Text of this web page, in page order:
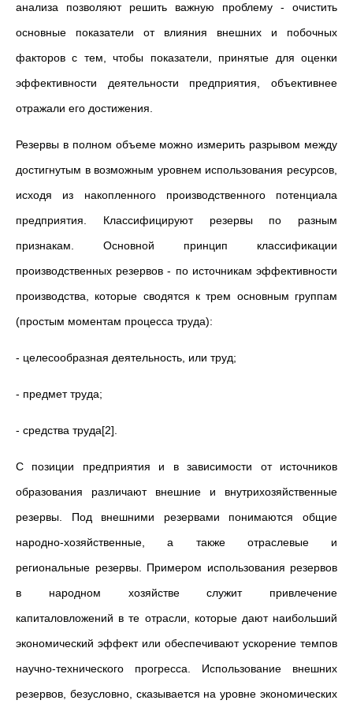
анализа позволяют решить важную проблему - очистить
основные показатели от влияния внешних и побочных
факторов с тем, чтобы показатели, принятые для оценки
эффективности деятельности предприятия, объективнее
отражали его достижения.
Резервы в полном объеме можно измерить разрывом между
достигнутым в возможным уровнем использования ресурсов,
исходя из накопленного производственного потенциала
предприятия. Классифицируют резервы по разным
признакам. Основной принцип классификации
производственных резервов - по источникам эффективности
производства, которые сводятся к трем основным группам
(простым моментам процесса труда):
- целесообразная деятельность, или труд;
- предмет труда;
- средства труда[2].
С позиции предприятия и в зависимости от источников
образования различают внешние и внутрихозяйственные
резервы. Под внешними резервами понимаются общие
народно-хозяйственные, а также отраслевые и
региональные резервы. Примером использования резервов
в народном хозяйстве служит привлечение
капиталовложений в те отрасли, которые дают наибольший
экономический эффект или обеспечивают ускорение темпов
научно-технического прогресса. Использование внешних
резервов, безусловно, сказывается на уровне экономических